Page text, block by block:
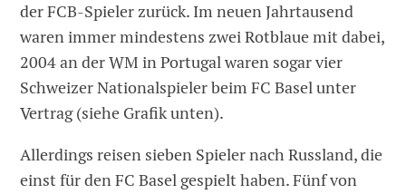
der FCB-Spieler zurück. Im neuen Jahrtausend
waren immer mindestens zwei Rotblaue mit dabei,
2004 an der WM in Portugal waren sogar vier
Schweizer Nationalspieler beim FC Basel unter
Vertrag (siehe Grafik unten).
Allerdings reisen sieben Spieler nach Russland, die
einst für den FC Basel gespielt haben. Fünf von